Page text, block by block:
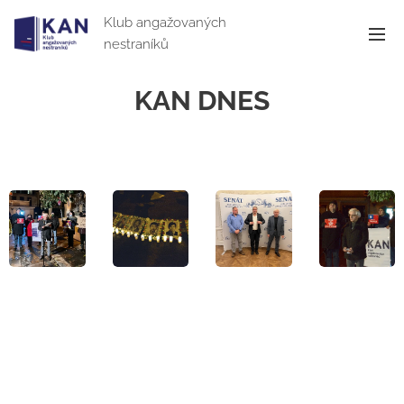
Klub angažovaných
nestraníků
KAN DNES